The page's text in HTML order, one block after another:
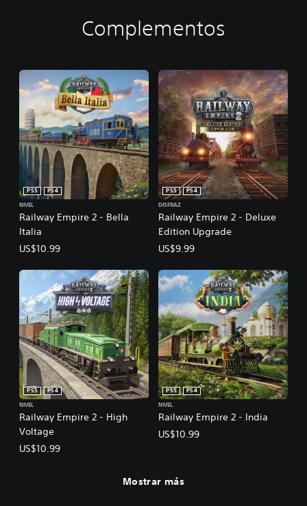
Complementos
Railway Empire 2 - Bella
Italia
PS5
PS4
NIVEL
US$10.99
Railway Empire 2 - Deluxe
Edition Upgrade
PS5
PS4
DISFRAZ
US$9.99
Railway Empire 2 - High
Voltage
PS5
PS4
NIVEL
US$10.99
Railway Empire 2 - India
PS5
PS4
NIVEL
US$10.99
Mostrar más